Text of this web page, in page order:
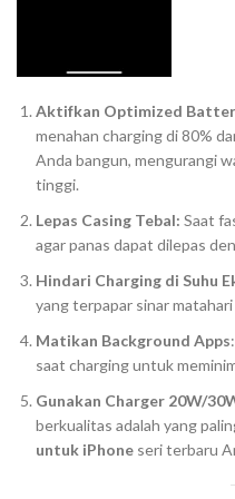
Aktifkan Optimized
menahan chargingdi 80%
Anda bangun, mengurangi
tinggi.
Lepas Casing Tebal: Saat
agar panas dapat dilepas
Hindari Charging di Suhu
yang terpapar sinar
Matikan Background Apps
saat charginguntuk
Gunakan Charger 20W/
berkualitas adalah yang
untuk iPhone seri terbaru